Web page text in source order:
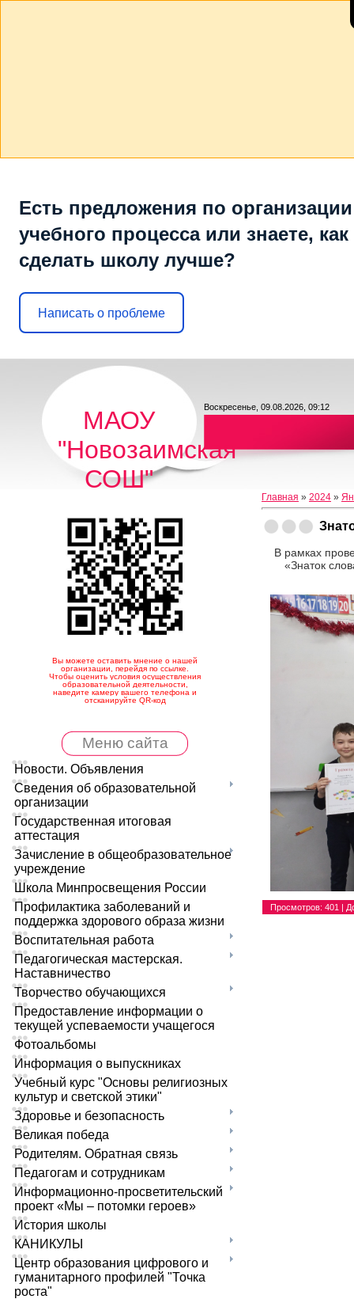
Есть предложения по организации
учебного процесса или знаете, как
сделать школу лучше?
Написать о проблеме
МАОУ
"Новозаимская
СОШ"
Воскресенье, 09.08.2026, 09:12
Вы можете оставить мнение о нашей
организации, перейдя по ссылке.
Чтобы оценить условия осуществления
образовательной деятельности,
наведите камеру вашего телефона и
отсканируйте QR-код
Меню сайта
Новости. Объявления
Сведения об образовательной
организации
Государственная итоговая
аттестация
Зачисление в общеобразовательное
учреждение
Школа Минпросвещения России
Профилактика заболеваний и
поддержка здорового образа жизни
Воспитательная работа
Педагогическая мастерская.
Наставничество
Творчество обучающихся
Предоставление информации о
текущей успеваемости учащегося
Фотоальбомы
Информация о выпускниках
Учебный курс "Основы религиозных
культур и светской этики"
Здоровье и безопасность
Великая победа
Родителям. Обратная связь
Педагогам и сотрудникам
Информационно-просветительский
проект «Мы – потомки героев»
История школы
КАНИКУЛЫ
Центр образования цифрового и
гуманитарного профилей "Точка
роста"
Главная » 2024 »
В рамках
«Знаток
Просмотров: 401 |